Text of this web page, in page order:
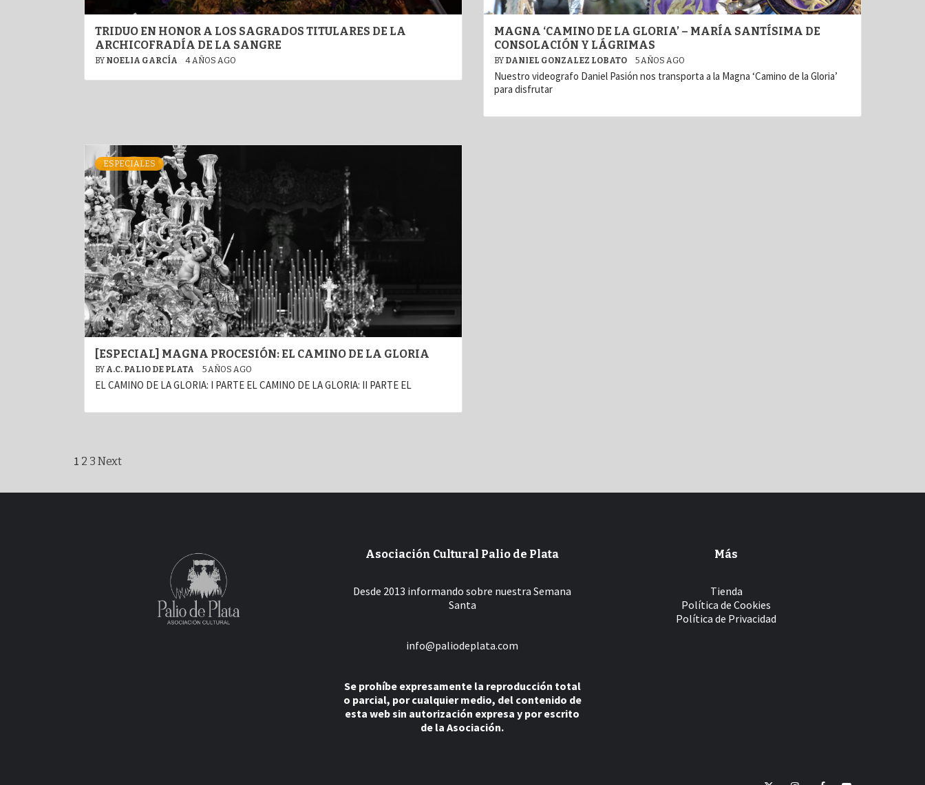
TRIDUO EN HONOR A LOS SAGRADOS TITULARES DE LA
ARCHICOFRADÍA DE LA SANGRE
BY NOELIA GARCÍA 4 AÑOS AGO
MAGNA ‘CAMINO DE LA GLORIA’ – MARÍA SANTÍSIMA DE
CONSOLACIÓN Y LÁGRIMAS
BY DANIEL GONZALEZ LOBATO 5 AÑOS AGO
Nuestro videografo Daniel Pasión nos transporta a la Magna ‘Camino de la Gloria’
para disfrutar
ESPECIALES
[ESPECIAL] MAGNA PROCESIÓN: EL CAMINO DE LA GLORIA
BY A.C. PALIO DE PLATA 5 AÑOS AGO
EL CAMINO DE LA GLORIA: I PARTE EL CAMINO DE LA GLORIA: II PARTE EL
Paginación
de
1 2 3 Next
Asociación Cultural Palio de Plata
Desde 2013 informando sobre nuestra Semana
Santa
info@paliodeplata.com
Se prohíbe expresamente la reproducción total
o parcial, por cualquier medio, del contenido de
esta web sin autorización expresa y por escrito
de la Asociación.
Más
Tienda
Política de Cookies
Política de Privacidad